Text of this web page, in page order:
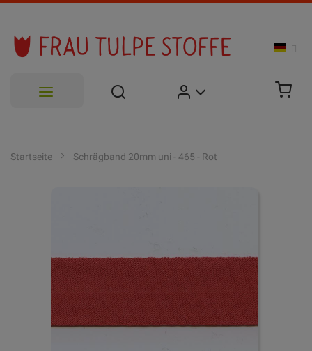
Startseite Schrägband 20mm uni - 465 - Rot
springen